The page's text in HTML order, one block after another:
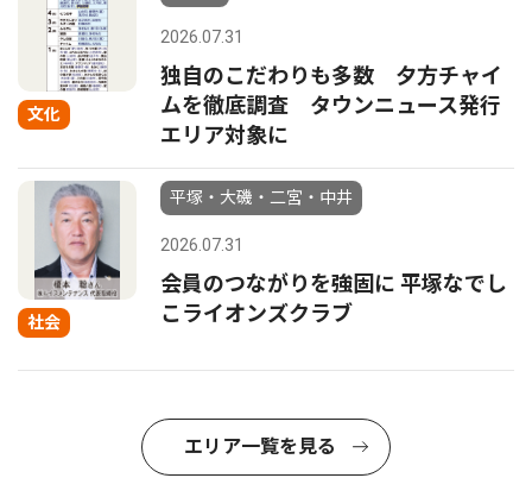
文化
2026.07.31
独自のこだわりも多数 夕方チャイ
ムを徹底調査 タウンニュース発行
エリア対象に
社会
平塚・大磯・二宮・中井
2026.07.31
会員のつながりを強固に 平塚なでし
こライオンズクラブ
エリア一覧を見る